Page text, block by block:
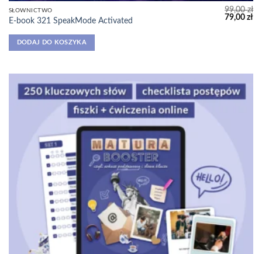
SŁOWNICTWO
E-book 321 SpeakMode Activated
99,00zł
Pierwotna
79,00zł
DODAJ DO KOSZYKA